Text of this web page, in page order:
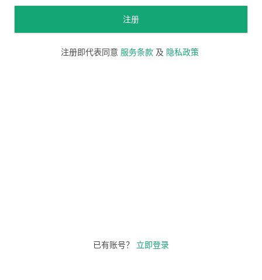
注册
注册即代表同意 服务条款 及 隐私政策
已有账号？ 立即登录